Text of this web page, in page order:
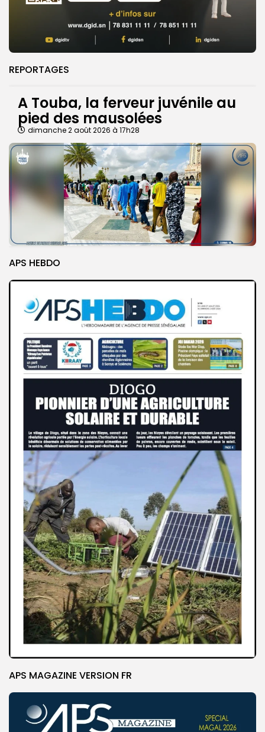
REPORTAGES
A Touba, la ferveur juvénile au
pied des mausolées
dimanche 2 août 2026 à 17h28
APS HEBDO
APS MAGAZINE VERSION FR